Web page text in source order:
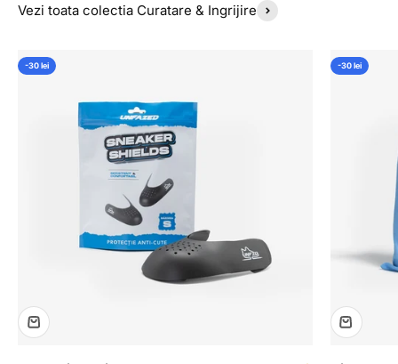
Vezi toata colectia Curatare & Ingrijire
-30 lei -30 lei